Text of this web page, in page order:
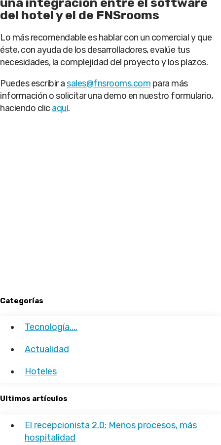
del hotel y el de FNSrooms
Lo más recomendable es hablar con un comercial y que
éste, con ayuda de los desarrolladores, evalúe tus
necesidades, la complejidad del proyecto y los plazos.
Puedes escribir asales@fnsrooms.com para más
información o solicitar una demo en nuestro formulario,
haciendo clic aquí.
Categorías
Tecnología....
Actualidad
Hoteles
Ultimos artículos
El recepcionista 2.0: Menos procesos, más
hospitalidad